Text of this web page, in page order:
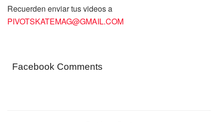
Recuerden enviar tus videos a
PIVOTSKATEMAG@GMAIL.COM
Facebook Comments